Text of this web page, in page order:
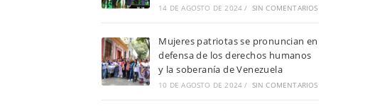
14 DE AGOSTO DE 2024 / SIN COMENTARIOS
Mujeres patriotas se pronuncian en
defensa de los derechos humanos
y la soberanía de Venezuela
10 DE AGOSTO DE 2024 / SIN COMENTARIOS